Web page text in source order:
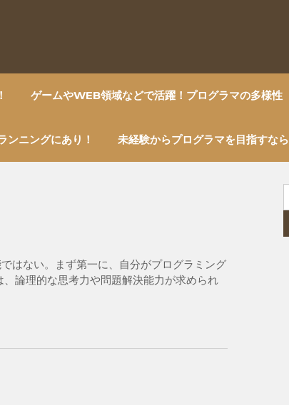
ゲームやWEB領域などで活躍！プログラマの多様性
ンニングにあり！ 未経験からプログラマを目指すなら
はない。まず第一に、自分がプログラミング
論理的な思考力や問題解決能力が求められ